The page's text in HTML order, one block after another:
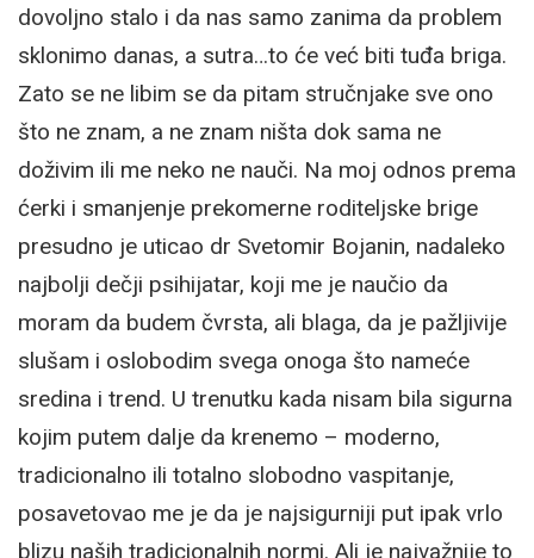
dovoljno stalo i da nas samo zanima da problem
sklonimo danas, a sutra…to će već biti tuđa briga.
Zato se ne libim se da pitam stručnjake sve ono
što ne znam, a ne znam ništa dok sama ne
doživim ili me neko ne nauči. Na moj odnos prema
ćerki i smanjenje prekomerne roditeljske brige
presudno je uticao dr Svetomir Bojanin, nadaleko
najbolji dečji psihijatar, koji me je naučio da
moram da budem čvrsta, ali blaga, da je pažljivije
slušam i oslobodim svega onoga što nameće
sredina i trend. U trenutku kada nisam bila sigurna
kojim putem dalje da krenemo – moderno,
tradicionalno ili totalno slobodno vaspitanje,
posavetovao me je da je najsigurniji put ipak vrlo
blizu naših tradicionalnih normi. Ali je najvažnije to